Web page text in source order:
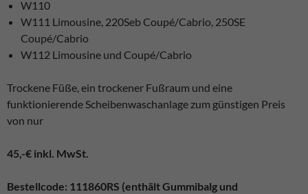
W110
W111 Limousine, 220Seb Coupé/Cabrio, 250SE
Coupé/Cabrio
W112 Limousine und Coupé/Cabrio
Trockene Füße, ein trockener Fußraum und eine
funktionierende Scheibenwaschanlage zum günstigen Preis
von nur
45,-€ inkl. MwSt.
Bestellcode: 111860RS (enthält Gummibalg und